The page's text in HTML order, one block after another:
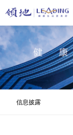
信息披露